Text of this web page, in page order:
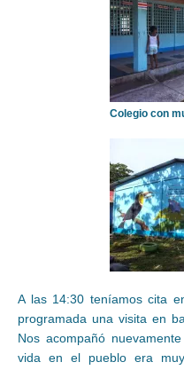
Colegio con
A las 14:30 teníamos cita
programada una visita en
Nos acompañó
vida en el pueblo era